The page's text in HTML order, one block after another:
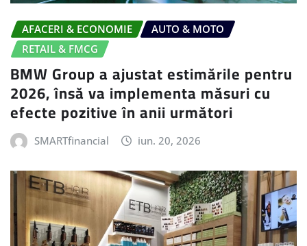
AFACERI & ECONOMIE
AUTO & MOTO
RETAIL & FMCG
BMW Group a ajustat estimările pentru
2026, însă va implementa măsuri cu
efecte pozitive în anii următori
SMARTfinancial iun. 20, 2026